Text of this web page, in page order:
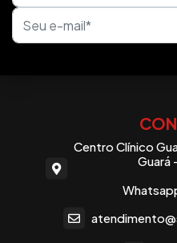
Centro Clínico
Guará